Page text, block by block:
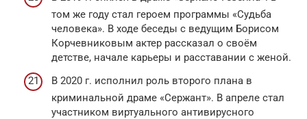
том же году стал героем программы «Судьба
человека». В ходе беседы с ведущим Борисом
Корчевниковым актер рассказал о своём
детстве, начале карьеры и расставании с женой.
В 2020 г. исполнил роль второго плана в
криминальной драме «Сержант». В апреле стал
участником виртуального антивирусного